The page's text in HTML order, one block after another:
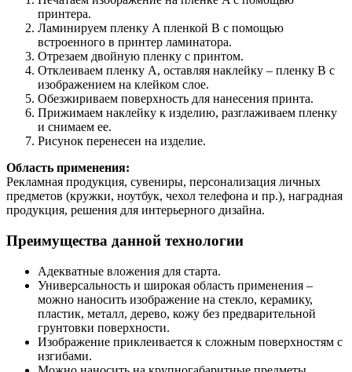
принтера.
Ламинируем пленку A пленкой B с помощью
встроенного в принтер ламинатора.
Отрезаем двойную пленку с принтом.
Отклеиваем пленку A, оставляя наклейку – пленку B с
изображением на клейком слое.
Обезжириваем поверхность для нанесения принта.
Прижимаем наклейку к изделию, разглаживаем пленку
и снимаем ее.
Рисунок перенесен на изделие.
Область применения:
Рекламная продукция, сувениры, персонализация личных
предметов (кружки, ноутбук, чехол телефона и пр.), наградная
продукция, решения для интерьерного дизайна.
Преимущества данной технологии
Адекватные вложения для старта.
Универсальность и широкая область применения –
можно наносить изображение на стекло, керамику,
пластик, металл, дерево, кожу без предварительной
грунтовки поверхности.
Изображение приклеивается к сложным поверхностям с
изгибами.